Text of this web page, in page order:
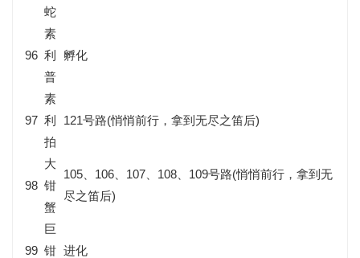
蛇
96
素
利
普
孵化
97
素
利
拍
121号路(悄悄前行，拿到无尽之笛后)
98
大
钳
蟹
105、106、107、108、109号路(悄悄前行，拿到无
尽之笛后)
99
巨
钳 进化